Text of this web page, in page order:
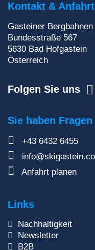
Zur
Kontakt & Anfahrt
Gasteiner Bergbahnen
Bundesstraße 567
5630 Bad Hofgastein
Österreich
Folgen Sie uns
Sie haben Fragen
+43 6432 6455
Anfahrt planen
Links
Nachhaltigkeit
Newsletter
B2B